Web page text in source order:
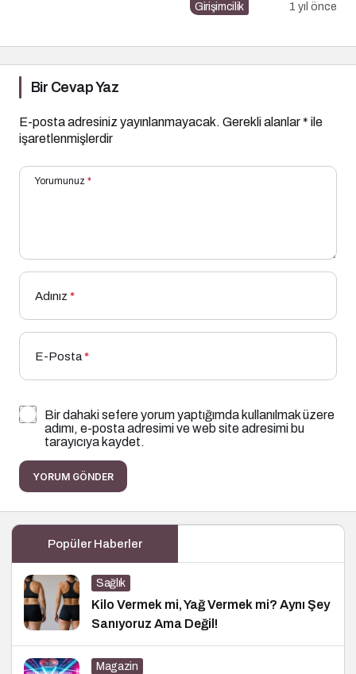
Girişimcilik 1 yıl önce
Bir Cevap Yaz
E-posta adresiniz yayınlanmayacak. Gerekli alanlar* ile
işaretlenmişlerdir
Yorumunuz *
Adınız *
E-Posta*
Bir dahaki sefere yorum yaptığımda kullanılmak üzere
adımı, e-posta adresimi ve web site adresimi bu
tarayıcıya kaydet.
YORUM GÖNDER
Popüler Haberler
Sağlık
Kilo Vermek mi, Yağ Vermek mi? Aynı Şey
Sanıyoruz Ama Değil!
Magazin